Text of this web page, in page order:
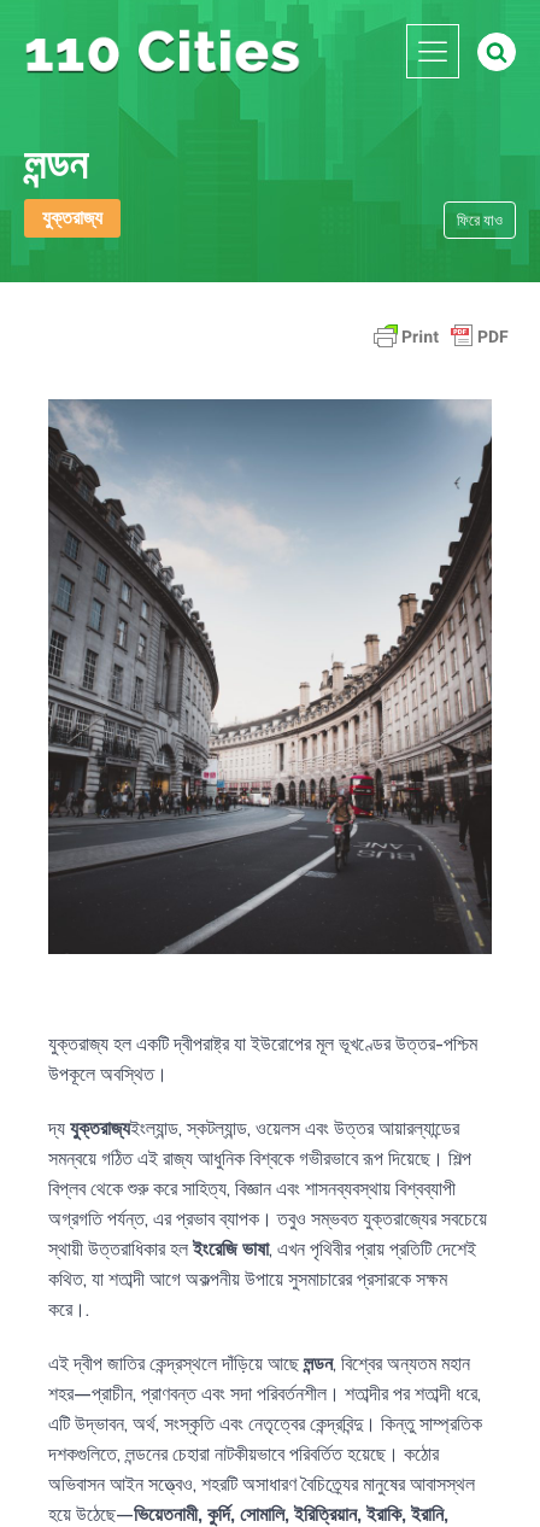
লন্ডন
যুক্তরাজ্য ফিরে যাও
যুক্তরাজ্য হল একটি দ্বীপরাষ্ট্র যা ইউরোপের মূল ভূখণ্ডের উত্তর-পশ্চিম
উপকূলে অবস্থিত।
দ্য যুক্তরাজ্যইংল্যান্ড, স্কটল্যান্ড, ওয়েলস এবং উত্তর আয়ারল্যান্ডের
সমন্বয়ে গঠিত এই রাজ্য আধুনিক বিশ্বকে গভীরভাবে রূপ দিয়েছে। শিল্প
বিপ্লব থেকে শুরু করে সাহিত্য, বিজ্ঞান এবং শাসনব্যবস্থায় বিশ্বব্যাপী
অগ্রগতি পর্যন্ত, এর প্রভাব ব্যাপক। তবুও সম্ভবত যুক্তরাজ্যের সবচেয়ে
স্থায়ী উত্তরাধিকার হল ইংরেজি ভাষা, এখন পৃথিবীর প্রায় প্রতিটি দেশেই
কথিত, যা শতাব্দী আগে অকল্পনীয় উপায়ে সুসমাচারের প্রসারকে সক্ষম
করে।.
এই দ্বীপ জাতির কেন্দ্রস্থলে দাঁড়িয়ে আছেলন্ডন, বিশ্বের অন্যতম মহান
শহর—প্রাচীন, প্রাণবন্ত এবং সদা পরিবর্তনশীল। শতাব্দীর পর শতাব্দী ধরে,
এটি উদ্ভাবন, অর্থ, সংস্কৃতি এবং নেতৃত্বের কেন্দ্রবিন্দু। কিন্তু সাম্প্রতিক
দশকগুলিতে, লন্ডনের চেহারা নাটকীয়ভাবে পরিবর্তিত হয়েছে। কঠোর
অভিবাসন আইন সত্ত্বেও, শহরটি অসাধারণ বৈচিত্র্যের মানুষের আবাসস্থল
হয়ে উঠেছে—ভিয়েতনামী, কুর্দি, সোমালি, ইরিত্রিয়ান, ইরাকি, ইরানি,